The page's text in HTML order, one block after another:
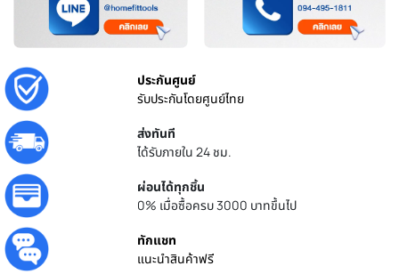
ประกันศูนย์
รับประกันโดยศูนย์ไทย
ส่งทันที
ได้รับภายใน 24 ชม.
ผ่อนได้ทุกชิ้น
0% เมื่อซื้อครบ 3000 บาทขึ้นไป
ทักแชท
แนะนำสินค้าฟรี